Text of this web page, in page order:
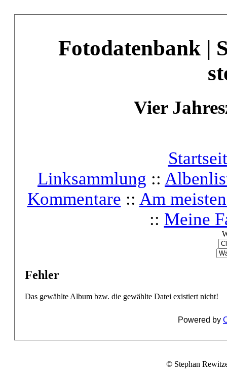
Fotodatenbank |
Vier
Linksammlung ::
Kommentare :: Am
:: Meine
Fehler
Das gewählte Album bzw. die gewählte Datei existiert nicht!
Powered by
© Stephan